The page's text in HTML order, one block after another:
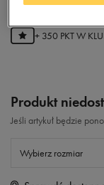
69,99złz Vat
+ 350 PKT W
Produkt
Jeśli artykuł będzie
Wybierz rozmiar